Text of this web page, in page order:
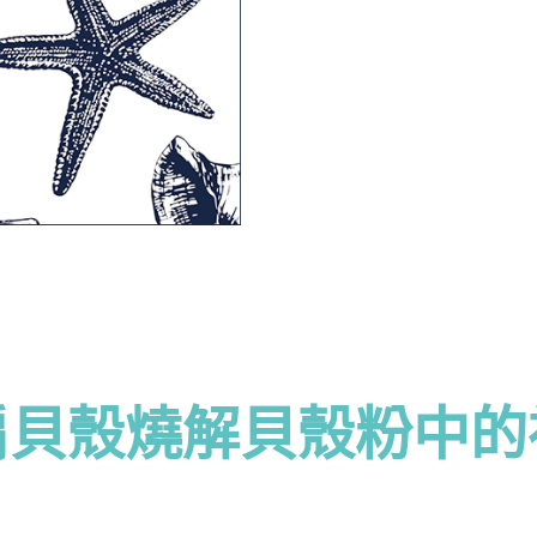
殼燒解貝殼粉中